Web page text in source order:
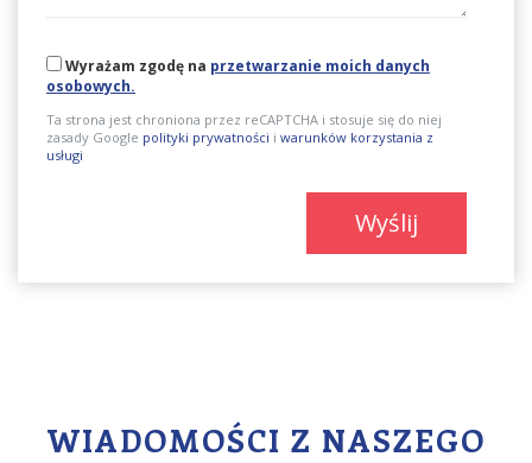
Wyrażam zgodę na przetwarzanie moich danych
osobowych.
Ta strona jest chroniona przez reCAPTCHA i stosuje się do niej
zasady Google polityki prywatności i warunków korzystania z
usługi
Wyślij
WIADOMOŚCI Z NASZEGO